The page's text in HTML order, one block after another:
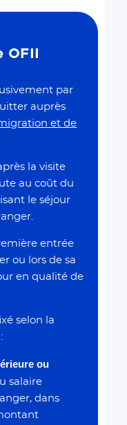
OFII
par
auprès
et de
la visite
au coût du
le séjour
entrée
ou lors de sa
en qualité de
selon la
ou
salaire
dans